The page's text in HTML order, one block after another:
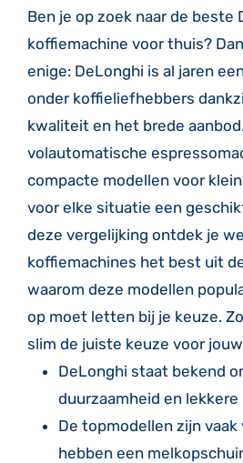
Ben je op zoek naar de beste
koffiemachine voor thuis?
enige: DeLonghi is al jaren
onder koffieliefhebbers
kwaliteit en het brede
volautomatische
compacte modellen voor
voor elke situatie een
deze vergelijking ontdek je
koffiemachines het best uit
waarom deze modellen
op moet letten bij je keuze.
slim de juiste keuze voor
DeLonghi staat bekend
duurzaamheid en lekkere
De topmodellen zijn
hebben een